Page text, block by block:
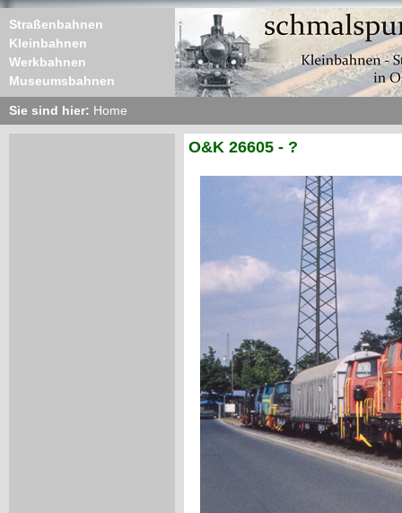
Straßenbahnen
Kleinbahnen
Werkbahnen
Museumsbahnen
Sie sind hier: Home
O&K 26605 - ?